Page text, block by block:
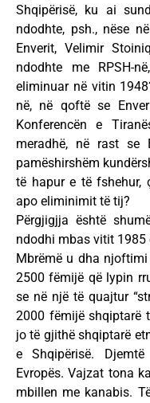
Shqipërisë, ku ai
ndodhte, psh., nëse
Enverit, Velimir
ndodhte me RPSH-
eliminuar në vitin
në, në qoftë se
Konferencën e
meradhë, në rast se
pamëshirshëm
të hapur e të fshehur,
apo eliminimit të tij?
Përgjigjja është
ndodhi mbas vitit 1985
Mbrëmë u dha
2500 fëmijë që lypin
se në një të quajtur
2000 fëmijë shqiptarë
jo të gjithë shqiptarë
e Shqipërisë.
Evropës. Vajzat tona
mbillen me kanabis.